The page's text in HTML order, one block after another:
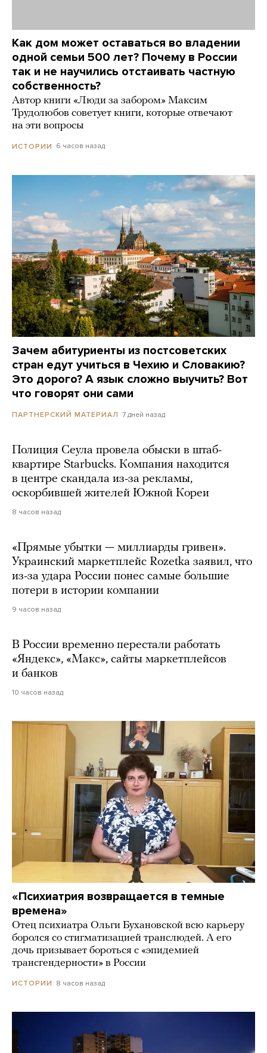
Как дом может оставаться во владении
одной семьи 500 лет? Почему в России
так и не научились отстаивать частную
собственность?
Автор книги «Люди за забором» Максим
Трудолюбов советует книги, которые отвечают
на эти вопросы
ИСТОРИИ 6 часов назад
Зачем абитуриенты из постсоветских
стран едут учиться в Чехию и Словакию?
Это дорого? А язык сложно выучить? Вот
что говорят они сами
ПАРТНЕРСКИЙ МАТЕРИАЛ 7 дней назад
Полиция Сеула провела обыски в штаб-
квартире Starbucks. Компания находится
в центре скандала из-за рекламы,
оскорбившей жителей Южной Кореи
8 часов назад
«Прямые убытки — миллиарды гривен».
Украинский маркетплейс Rozetka заявил, что
из-за удара России понес самые большие
потери в истории компании
9 часов назад
В России временно перестали работать
«Яндекс», «Макс», сайты маркетплейсов
и банков
10 часов назад
«Психиатрия возвращается в темные
времена»
Отец психиатра Ольги Бухановской всю карьеру
боролся со стигматизацией транслюдей. А его
дочь призывает бороться с «эпидемией
трансгендерности» в России
ИСТОРИИ 8 часов назад